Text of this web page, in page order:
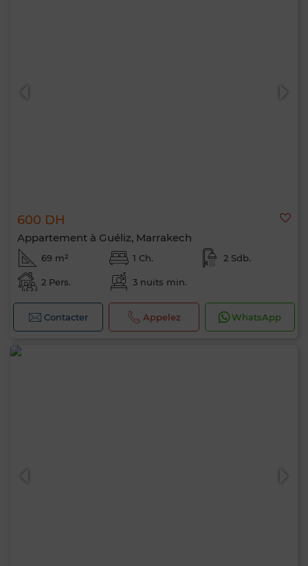
600 DH
Appartement à Guéliz, Marrakech
69 m² 1 Ch. 2 Sdb.
2 Pers. 3 nuits min.
Contacter Appelez WhatsApp